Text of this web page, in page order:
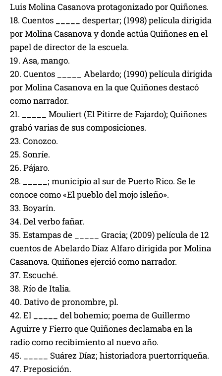
Luis Molina Casanova protagonizado por Quiñones.
18. Cuentos _____ despertar; (1998) película dirigida
por Molina Casanova y donde actúa Quiñones en el
papel de director de la escuela.
19. Asa, mango.
20. Cuentos _____ Abelardo; (1990) película dirigida
por Molina Casanova en la que Quiñones destacó
como narrador.
21. _____ Mouliert (El Pitirre de Fajardo); Quiñones
grabó varias de sus composiciones.
23. Conozco.
25. Sonríe.
26. Pájaro.
28. _____; municipio al sur de Puerto Rico. Se le
conoce como «El pueblo del mojo isleño».
33. Boyarín.
34. Del verbo fañar.
35. Estampas de _____ Gracia; (2009) película de 12
cuentos de Abelardo Díaz Alfaro dirigida por Molina
Casanova. Quiñones ejerció como narrador.
37. Escuché.
38. Río de Italia.
40. Dativo de pronombre, pl.
42. El _____ del bohemio; poema de Guillermo
Aguirre y Fierro que Quiñones declamaba en la
radio como recibimiento al nuevo año.
45. _____ Suárez Díaz; historiadora puertorriqueña.
47. Preposición.